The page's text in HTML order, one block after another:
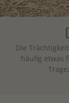
Die
häufig etwas